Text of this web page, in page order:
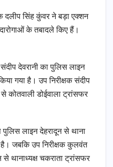
दलीप सिंह कुंवर ने बड़ा एक्शन
के तबादले किए हैं।
संदीप देवरानी का पुलिस लाइन
गया है। उप निरीक्षक संदीप
कोतवाली डोईवाला ट्रांसफर
पुलिस लाइन देहरादून से थाना
है। जबकि उप निरीक्षक कुलवंत
थानाध्यक्ष चकराता ट्रांसफर